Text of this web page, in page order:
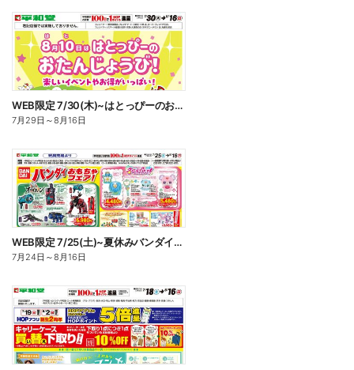
WEB限定 7/30(木)~はとっぴーのおたんじょうび
7月29日 ～8月16日
WEB限定 7/25(土)~夏休みバンダイフェア
7月24日 ～8月16日